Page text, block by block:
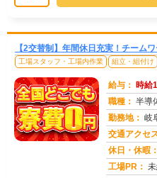
【2交替制】年間休日充実！チーム
工場スタッフ・工場内作業 組立・組付け
給与： 時給
職種： 半導
勤務地： 岐
交通アクセ
休日・休暇：
工場PR： 未経験